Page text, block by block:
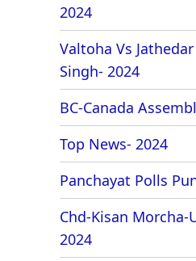
2024
Valtoha Vs
Singh- 2024
BC-Canada
Top News- 2024
Panchayat Polls
Chd-Kisan Morcha-
2024